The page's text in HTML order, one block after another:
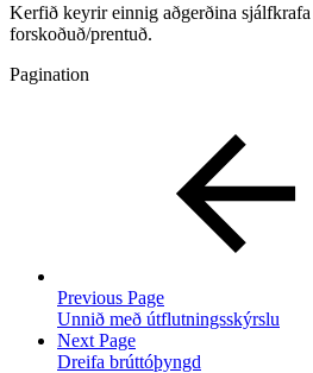
Kerfið keyrir einnig aðgerðina
forskoðuð/prentuð.
Pagination
Previous Page
Unnið með útflutningsskýrslu
Next Page
Dreifa brúttóþyngd